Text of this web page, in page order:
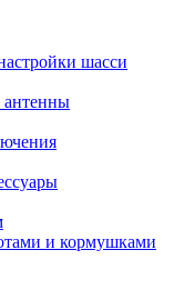
шасси
антенны
и кормушками